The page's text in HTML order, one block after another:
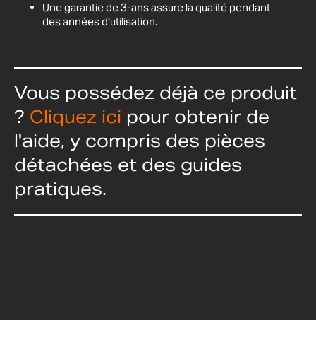
Une garantie de 3-ans assure la qualité pendant
des années d'utilisation.
Vous possédez déjà ce produit
? Cliquez ici pour obtenir de
l'aide, y compris des pièces
détachées et des guides
pratiques.